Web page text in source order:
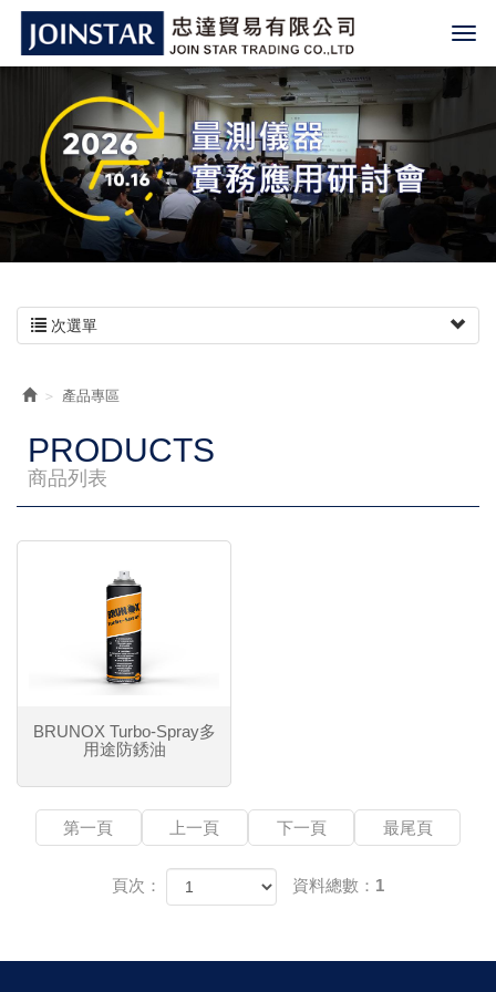
次選單
產品專區
PRODUCTS
商品列表
BRUNOX Turbo-Spray多
用途防銹油
第一頁 上一頁 下一頁 最尾頁
頁次： 資料總數：1